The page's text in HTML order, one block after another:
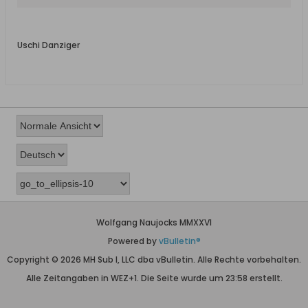
Uschi Danziger
Wolfgang Naujocks MMXXVI
Powered byvBulletin®
Copyright © 2026 MH Sub I, LLC dba vBulletin. Alle Rechte vorbehalten.
Alle Zeitangaben in WEZ+1. Die Seite wurde um 23:58 erstellt.